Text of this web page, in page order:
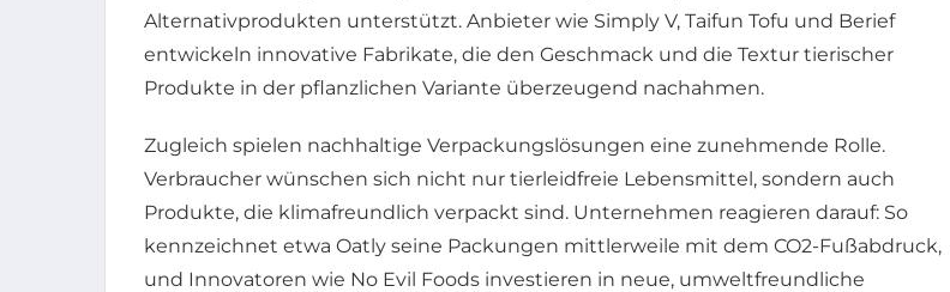
Alternativprodukten unterstützt. Anbieter wie Simply V, Taifun Tofu und Berief
entwickeln innovative Fabrikate, die den Geschmack und die Textur tierischer
Produkte in der pflanzlichen Variante überzeugend nachahmen.
Zugleich spielen nachhaltige Verpackungslösungen eine zunehmende Rolle.
Verbraucher wünschen sich nicht nur tierleidfreie Lebensmittel, sondern auch
Produkte, die klimafreundlich verpackt sind. Unternehmen reagieren darauf: So
kennzeichnet etwa Oatly seine Packungen mittlerweile mit dem CO2-Fußabdruck,
und Innovatoren wie No Evil Foods investieren in neue, umweltfreundliche